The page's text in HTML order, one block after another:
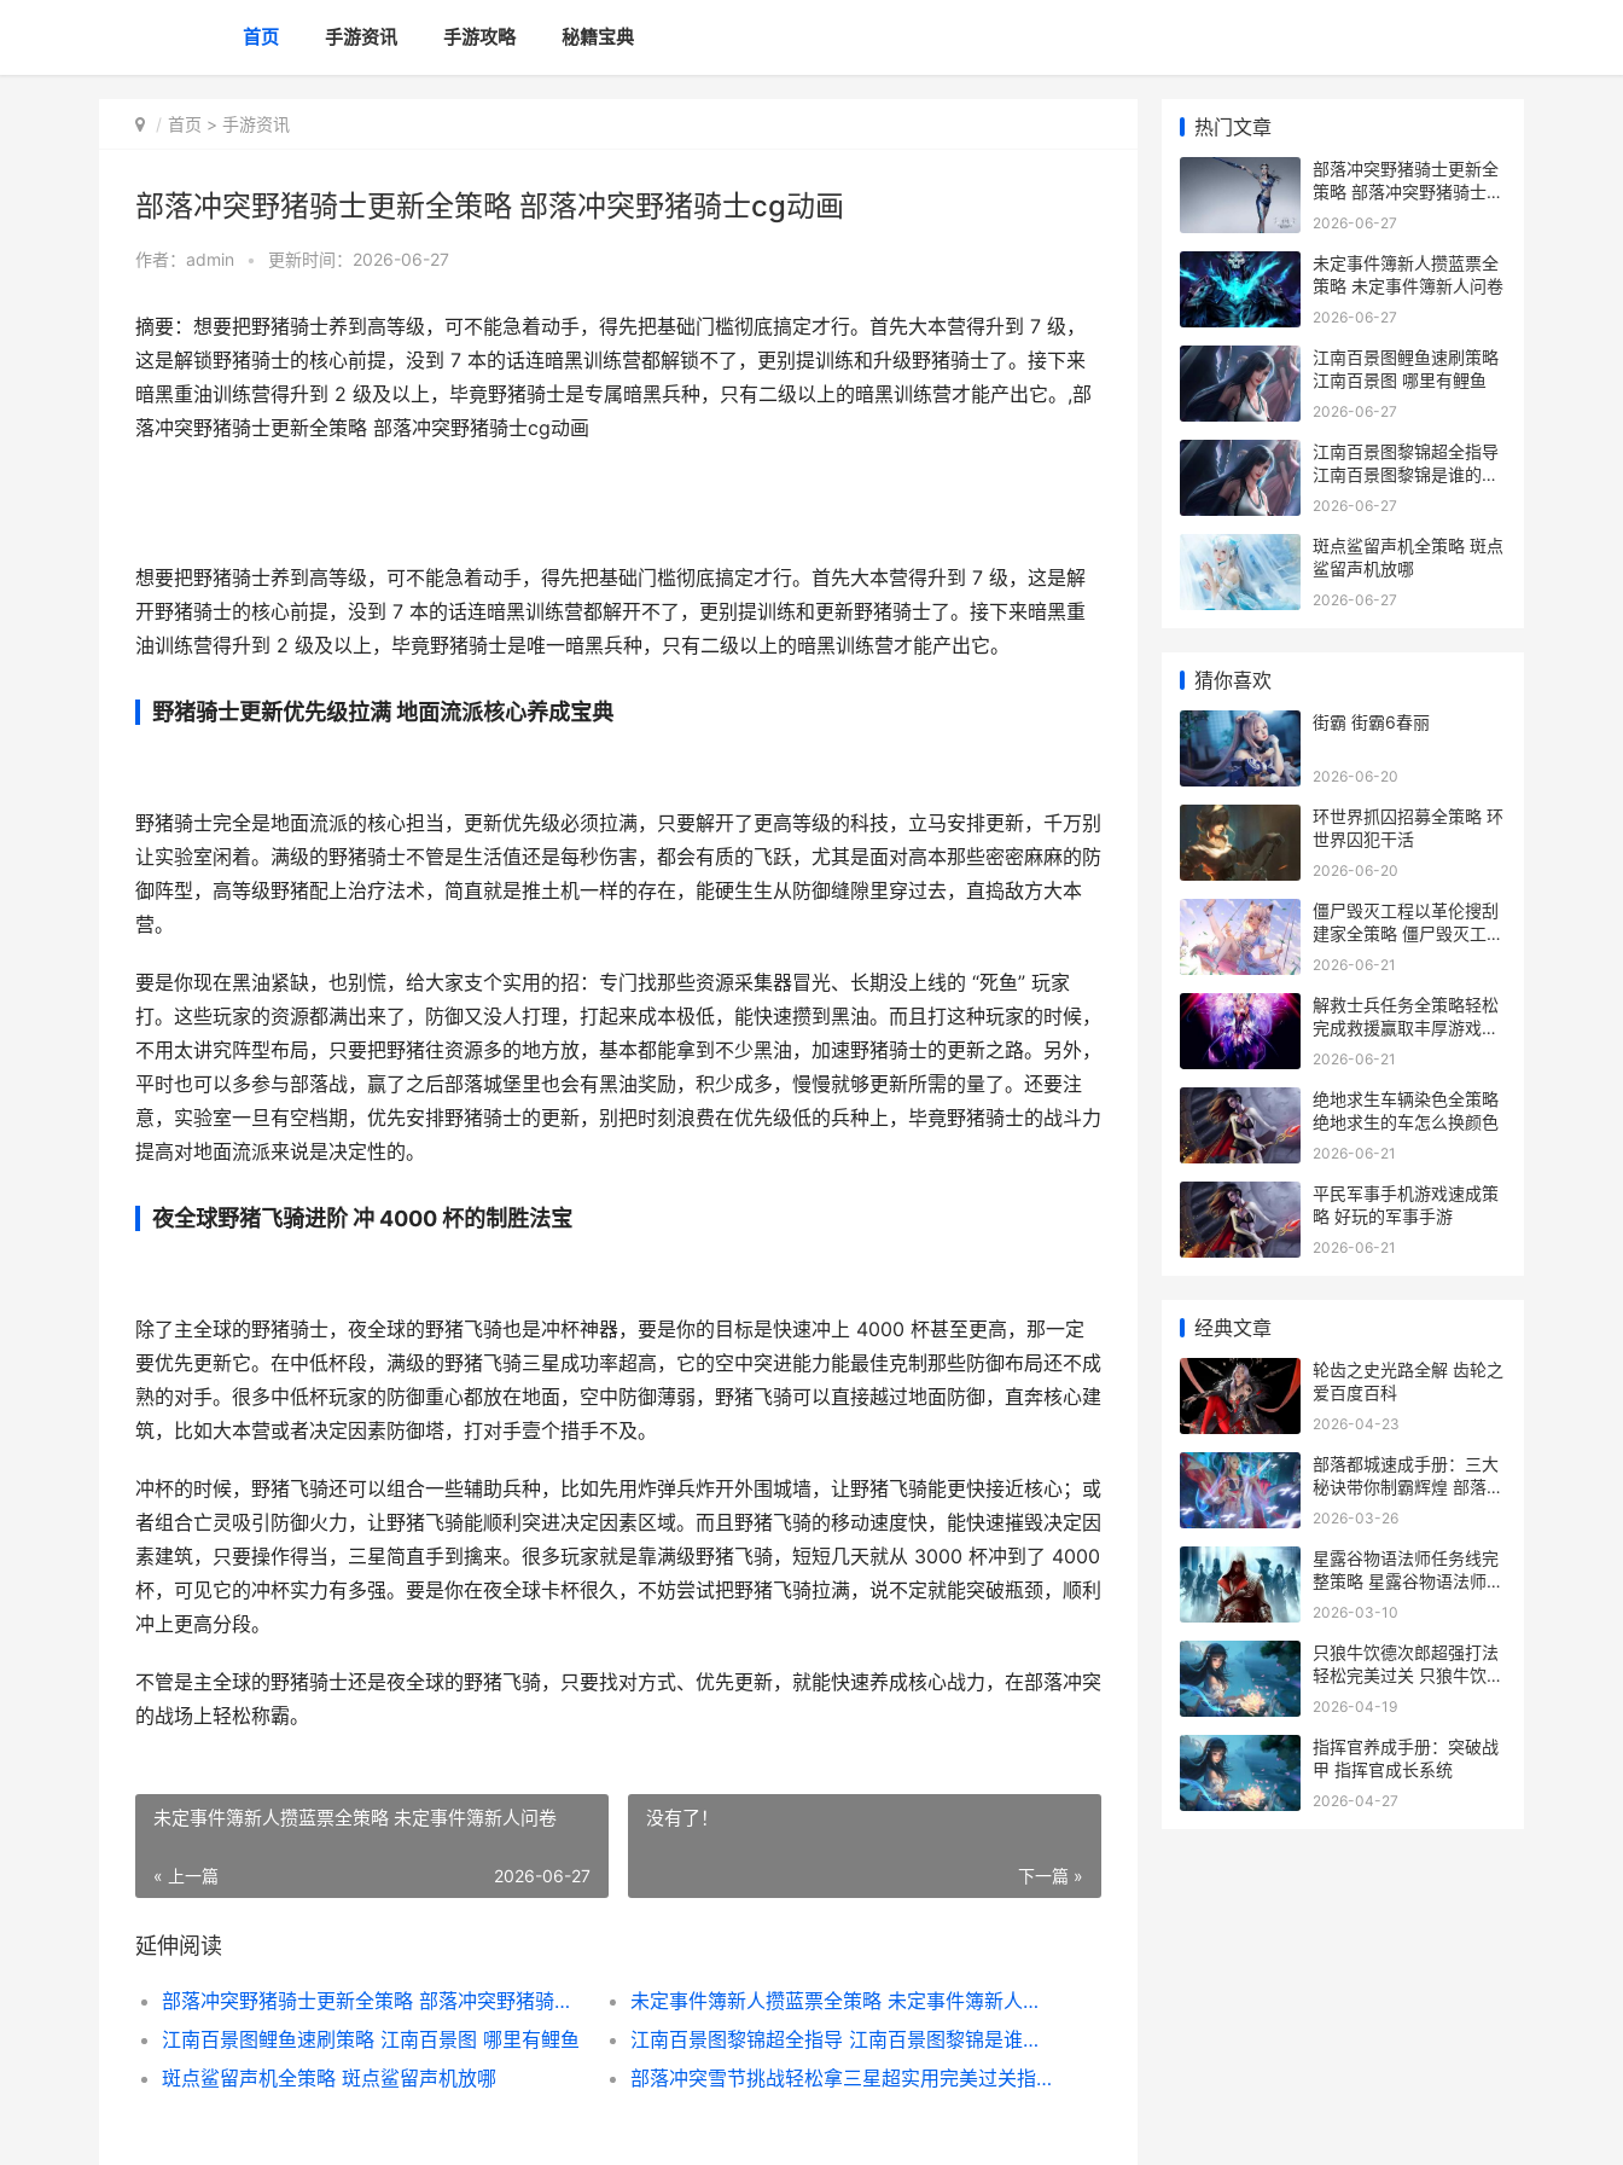
首页 手游资讯 手游攻略 秘籍宝典
首页 > 手游资讯
部落冲突野猪骑士更新全策略 部落冲突野猪骑士cg动画
作者： admin • 更新时间：2026-06-27
摘要：想要把野猪骑士养到高等级，可不能急着动手，得先把基础门槛彻底搞定才行。首先大本营得升到 7 级，
这是解锁野猪骑士的核心前提，没到 7 本的话连暗黑训练营都解锁不了，更别提训练和升级野猪骑士了。接下来
暗黑重油训练营得升到 2 级及以上，毕竟野猪骑士是专属暗黑兵种，只有二级以上的暗黑训练营才能产出它。,部
落冲突野猪骑士更新全策略 部落冲突野猪骑士cg动画
想要把野猪骑士养到高等级，可不能急着动手，得先把基础门槛彻底搞定才行。首先大本营得升到 7 级，这是解
开野猪骑士的核心前提，没到 7 本的话连暗黑训练营都解开不了，更别提训练和更新野猪骑士了。接下来暗黑重
油训练营得升到 2 级及以上，毕竟野猪骑士是唯一暗黑兵种，只有二级以上的暗黑训练营才能产出它。
野猪骑士更新优先级拉满 地面流派核心养成宝典
野猪骑士完全是地面流派的核心担当，更新优先级必须拉满，只要解开了更高等级的科技，立马安排更新，千万别
让实验室闲着。满级的野猪骑士不管是生活值还是每秒伤害，都会有质的飞跃，尤其是面对高本那些密密麻麻的防
御阵型，高等级野猪配上治疗法术，简直就是推土机一样的存在，能硬生生从防御缝隙里穿过去，直捣敌方大本
营。
要是你现在黑油紧缺，也别慌，给大家支个实用的招：专门找那些资源采集器冒光、长期没上线的 “死鱼” 玩家
打。这些玩家的资源都满出来了，防御又没人打理，打起来成本极低，能快速攒到黑油。而且打这种玩家的时候，
不用太讲究阵型布局，只要把野猪往资源多的地方放，基本都能拿到不少黑油，加速野猪骑士的更新之路。另外，
平时也可以多参与部落战，赢了之后部落城堡里也会有黑油奖励，积少成多，慢慢就够更新所需的量了。还要注
意，实验室一旦有空档期，优先安排野猪骑士的更新，别把时刻浪费在优先级低的兵种上，毕竟野猪骑士的战斗力
提高对地面流派来说是决定性的。
夜全球野猪飞骑进阶 冲 4000 杯的制胜法宝
除了主全球的野猪骑士，夜全球的野猪飞骑也是冲杯神器，要是你的目标是快速冲上 4000 杯甚至更高，那一定
要优先更新它。在中低杯段，满级的野猪飞骑三星成功率超高，它的空中突进能力能最佳克制那些防御布局还不成
熟的对手。很多中低杯玩家的防御重心都放在地面，空中防御薄弱，野猪飞骑可以直接越过地面防御，直奔核心建
筑，比如大本营或者决定因素防御塔，打对手壹个措手不及。
冲杯的时候，野猪飞骑还可以组合一些辅助兵种，比如先用炸弹兵炸开外围城墙，让野猪飞骑能更快接近核心；或
者组合亡灵吸引防御火力，让野猪飞骑能顺利突进决定因素区域。而且野猪飞骑的移动速度快，能快速摧毁决定因
素建筑，只要操作得当，三星简直手到擒来。很多玩家就是靠满级野猪飞骑，短短几天就从 3000 杯冲到了 4000
杯，可见它的冲杯实力有多强。要是你在夜全球卡杯很久，不妨尝试把野猪飞骑拉满，说不定就能突破瓶颈，顺利
冲上更高分段。
不管是主全球的野猪骑士还是夜全球的野猪飞骑，只要找对方式、优先更新，就能快速养成核心战力，在部落冲突
的战场上轻松称霸。
未定事件簿新人攒蓝票全策略 未定事件簿新人问卷
« 上一篇 2026-06-27
没有了！
下一篇 »
延伸阅读
部落冲突野猪骑士更新全策略 部落冲突野猪骑士cg动画
未定事件簿新人攒蓝票全策略 未定事件簿新人问卷
江南百景图鲤鱼速刷策略 江南百景图 哪里有鲤鱼
江南百景图黎锦超全指导 江南百景图黎锦是谁的专属珍宝
斑点鲨留声机全策略 斑点鲨留声机放哪
部落冲突雪节挑战轻松拿三星超实用完美过关指导 部落冲突雪景
热门文章
部落冲突野猪骑士更新全
策略 部落冲突野猪骑士
cg动画
2026-06-27
未定事件簿新人攒蓝票全
策略 未定事件簿新人问卷
2026-06-27
江南百景图鲤鱼速刷策略
江南百景图 哪里有鲤鱼
2026-06-27
江南百景图黎锦超全指导
江南百景图黎锦是谁的专
属珍宝
2026-06-27
斑点鲨留声机全策略 斑点
鲨留声机放哪
2026-06-27
猜你喜欢
街霸 街霸6春丽
2026-06-20
环世界抓囚招募全策略 环
世界囚犯干活
2026-06-20
僵尸毁灭工程以革伦搜刮
建家全策略 僵尸毁灭工程
hy
2026-06-21
解救士兵任务全策略轻松
完成救援赢取丰厚游戏奖
励 魔兽世界解救兵主
2026-06-21
绝地求生车辆染色全策略
绝地求生的车怎么换颜色
2026-06-21
平民军事手机游戏速成策
略 好玩的军事手游
2026-06-21
经典文章
轮齿之史光路全解 齿轮之
爱百度百科
2026-04-23
部落都城速成手册：三大
秘诀带你制霸辉煌 部落城
堡是干什么的
2026-03-26
星露谷物语法师任务线完
整策略 星露谷物语法师任
务
2026-03-10
只狼牛饮德次郎超强打法
轻松完美过关 只狼牛饮德
次郎位置攻略
2026-04-19
指挥官养成手册：突破战
甲 指挥官成长系统
2026-04-27